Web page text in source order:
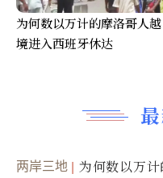
两岸三地
为何数以万
为何数以万计的摩洛哥人越
境进入西班牙休达